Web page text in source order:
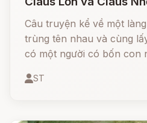
Câu truyện kể về một
trùng tên nhau và cùng
có một người có bốn con
ST